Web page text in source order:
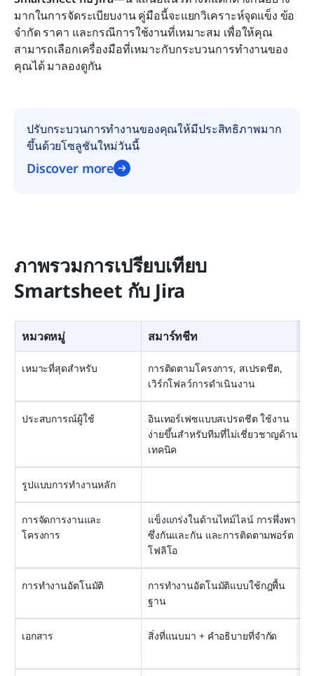
มากในการจัดระเบียบงาน คู่มือนี้จะแยกวิเคราะห์จุดแข็ง ข้อ
จำกัด ราคา และกรณีการใช้งานที่เหมาะสม เพื่อให้คุณ
สามารถเลือกเครื่องมือที่เหมาะกับกระบวนการทำงานของ
คุณได้ มาลองดูกัน
ปรับกระบวนการทำงานของคุณให้มีประสิทธิภาพมาก
ขึ้นด้วยโซลูชันใหม่วันนี้
Discover more
ภาพรวมการเปรียบเทียบ
Smartsheet กับ Jira
หมวดหมู่ สมาร์ทชีท
เหมาะที่สุดสำหรับ
การติดตามโครงการ, สเปรดชีต,
เวิร์กโฟลว์การดำเนินงาน
ประสบการณ์ผู้ใช้
อินเทอร์เฟซแบบสเปรดชีต ใช้งาน
ง่ายขึ้นสำหรับทีมที่ไม่เชี่ยวชาญด้าน
เทคนิค
รูปแบบการทำงานหลัก
การจัดการงานและ
โครงการ
แข็งแกร่งในด้านไทม์ไลน์ การพึ่งพา
ซึ่งกันและกัน และการติดตามพอร์ต
โฟลิโอ
การทำงานอัตโนมัติ
การทำงานอัตโนมัติแบบใช้กฎพื้น
ฐาน
เอกสาร สิ่งที่แนบมา + คำอธิบายที่จำกัด
คำตัดสินสุดท้าย: Smartsheet เทียบกับ Jira เทียบกับ
Lark ในด้านฟีเจอร์และราคา
บทสรุป
คำถามที่พบบ่อย